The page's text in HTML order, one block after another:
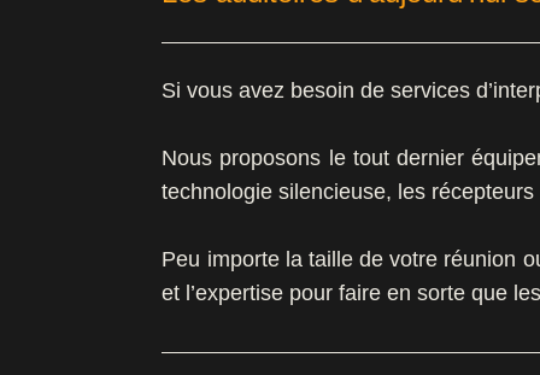
Si vous avez besoin de services
Nous proposons le tout dernier
technologie silencieuse, les
Peu importe la taille de votre réunion
et l’expertise pour faire en sorte que